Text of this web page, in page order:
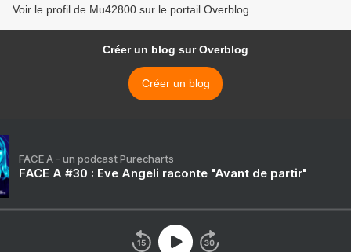
Voir le profil de Mu42800 sur le portail Overblog
Créer un blog sur Overblog
Créer un blog
FACE A - un podcast Purecharts
FACE A #30 : Eve Angeli raconte "Avant de partir"